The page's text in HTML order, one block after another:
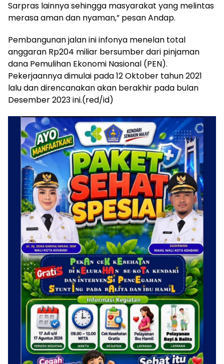
Sarpras lainnya sehingga masyarakat yang melintas
merasa aman dan nyaman,” pesan Andap.
Pembangunan jalan ini infonya menelan total
anggaran Rp204 miliar bersumber dari pinjaman
dana Pemulihan Ekonomi Nasional (PEN).
Pekerjaannya dimulai pada 12 Oktober tahun 2021
lalu dan direncanakan akan berakhir pada bulan
Desember 2023 ini.(red/id)